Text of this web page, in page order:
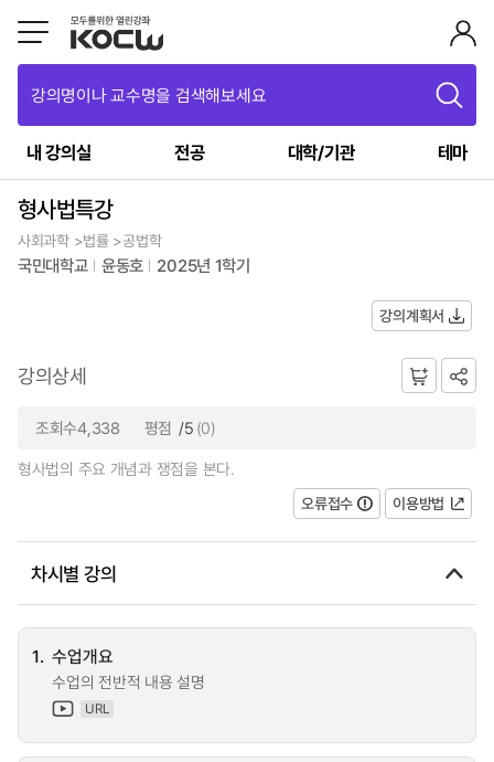
강의명이나 교수명을 검색해보세요
내 강의실 전공 대학/기관 테마
형사법특강
사회과학 >법률 >공법학
국민대학교 윤동호 2025년 1학기
강의계획서
강의상세
조회수4,338 평점 /5 (0)
형사법의 주요 개념과 쟁점을 본다.
오류접수
이용방법
차시별 강의
1. 수업개요
수업의 전반적 내용 설명
URL